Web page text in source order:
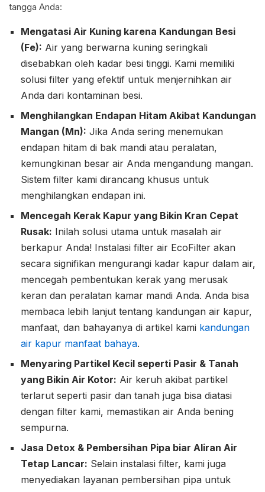
tangga Anda:
Mengatasi Air Kuning karena Kandungan Besi
(Fe): Air yang berwarna kuning seringkali
disebabkan oleh kadar besi tinggi. Kami memiliki
solusi filter yang efektif untuk menjernihkan air
Anda dari kontaminan besi.
Menghilangkan Endapan Hitam Akibat Kandungan
Mangan (Mn): Jika Anda sering menemukan
endapan hitam di bak mandi atau peralatan,
kemungkinan besar air Anda mengandung mangan.
Sistem filter kami dirancang khusus untuk
menghilangkan endapan ini.
Mencegah Kerak Kapur yang Bikin Kran Cepat
Rusak: Inilah solusi utama untuk masalah air
berkapur Anda! Instalasi filter air EcoFilter akan
secara signifikan mengurangi kadar kapur dalam air,
mencegah pembentukan kerak yang merusak
keran dan peralatan kamar mandi Anda. Anda bisa
membaca lebih lanjut tentang kandungan air kapur,
manfaat, dan bahayanya di artikel kami kandungan
air kapur manfaat bahaya.
Menyaring Partikel Kecil seperti Pasir & Tanah
yang Bikin Air Kotor: Air keruh akibat partikel
terlarut seperti pasir dan tanah juga bisa diatasi
dengan filter kami, memastikan air Anda bening
sempurna.
Jasa Detox & Pembersihan Pipa biar Aliran Air
Tetap Lancar: Selain instalasi filter, kami juga
menyediakan layanan pembersihan pipa untuk